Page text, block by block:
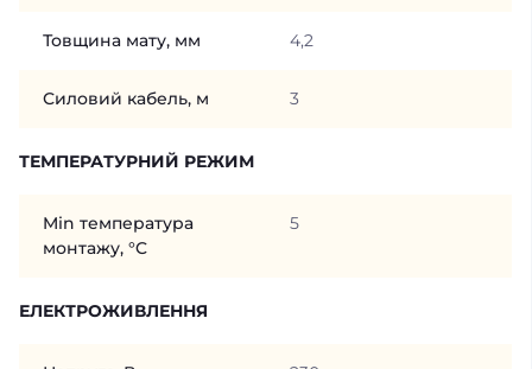
Товщина мату, мм 4,2
Силовий кабель, м 3
ТЕМПЕРАТУРНИЙ РЕЖИМ
Min температура
монтажу, °C
5
ЕЛЕКТРОЖИВЛЕННЯ